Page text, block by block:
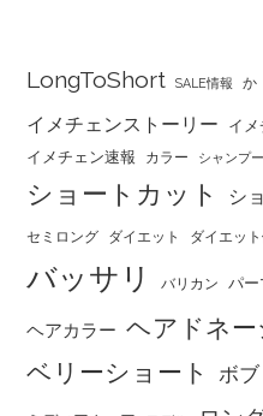
LongToShort SALE情報 か
イメチェンストーリー イ
イメチェン速報 カラー シャンプー
ショートカット シ
セミロング ダイエット ダイエッ
バッサリ バリカン パー
ヘアカラー ヘアドネー
ベリーショート
ボブ